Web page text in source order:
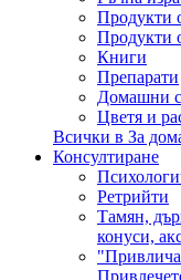
Продукти
Продукти
Книги
Препарати
Домашни
Цветя и
Всички в За
Консултиране
Ретрийти
Тамян,
конуси,